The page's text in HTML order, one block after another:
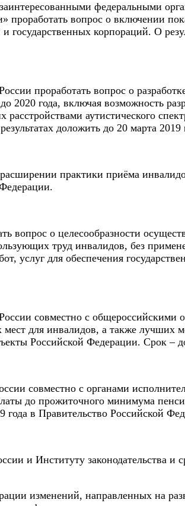
федеральными
вопрос о включении
корпораций. О
проработать вопрос о
2020 года, включая возможность
аутистического
доложить до 20 марта
практики приёма
о целесообразности
труд инвалидов, без
услуг для обеспечения
совместно с общероссийскими
для инвалидов, а также лучших
Российской Федерации. Срок –
совместно с органами
до прожиточного минимума
года в Правительство Российской
и Институту законодательства и
изменений, направленных на